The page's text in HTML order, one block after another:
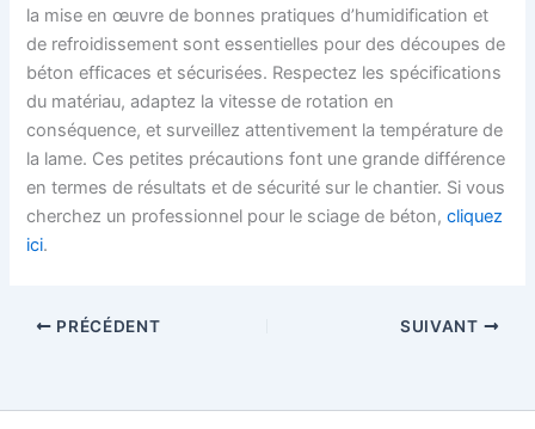
la mise en œuvre de bonnes pratiques d’humidification et
de refroidissement sont essentielles pour des découpes de
béton efficaces et sécurisées. Respectez les spécifications
du matériau, adaptez la vitesse de rotation en
conséquence, et surveillez attentivement la température de
la lame. Ces petites précautions font une grande différence
en termes de résultats et de sécurité sur le chantier. Si vous
cherchez un professionnel pour le sciage de béton,cliquez
ici.
PRÉCÉDENT SUIVANT